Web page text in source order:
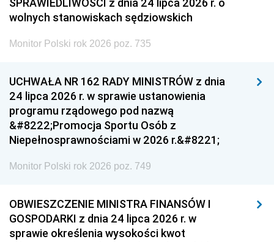
wolnych stanowiskach sędziowskich
Monitor Polski rok 2026 poz. 735
UCHWAŁA NR 162 RADY MINISTRÓW z dnia
24 lipca 2026 r. w sprawie ustanowienia
programu rządowego pod nazwą
&#8222;Promocja Sportu Osób z
Niepełnosprawnościami w 2026 r.&#8221;
Monitor Polski rok 2026 poz. 749
OBWIESZCZENIE MINISTRA FINANSÓW I
GOSPODARKI z dnia 24 lipca 2026 r. w
sprawie określenia wysokości kwot